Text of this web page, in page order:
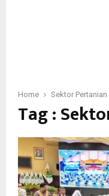
Home Sektor Pertanian
Tag :